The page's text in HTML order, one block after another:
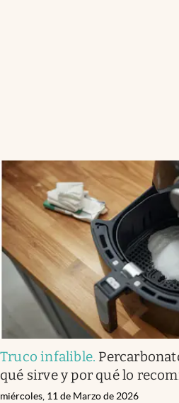
Truco infalible.
qué sirve y por qué lo
miércoles, 11 de Marzo de 2026